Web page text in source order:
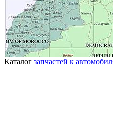
Каталог запчастей к